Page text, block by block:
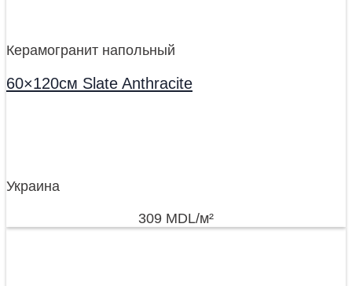
Керамогранит напольный
60×120см Slate Anthracite
Украина
309 MDL/м²